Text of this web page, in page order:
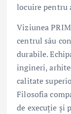
locuire pentru
Viziunea
centrul său
durabile.
ingineri,
calitate
Filosofia
de execuție și